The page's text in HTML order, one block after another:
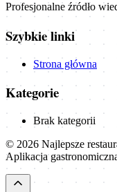
Profesjonalne źródło
Szybkie linki
Strona główna
Kategorie
Brak kategorii
© 2026 Najlepsze
Aplikacja